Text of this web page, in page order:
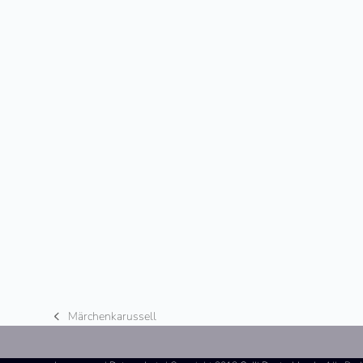
vorheriger
Märchenkarussell